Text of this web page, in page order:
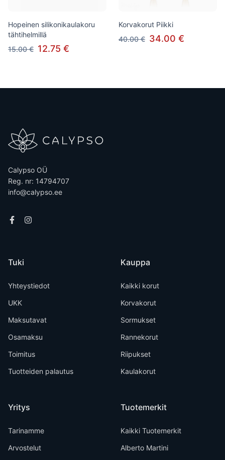
Hopeinen silikonikaulakoru
tähtihelmillä
15.00 € 12.75 €
Korvakorut Piikki
40.00 € 34.00 €
Calypso OÜ
Reg. nr: 14794707
info@calypso.ee
Tuki
Yhteystiedot
UKK
Maksutavat
Osamaksu
Toimitus
Tuotteiden palautus
Yritys
Tarinamme
Arvostelut
Kauppa
Kaikki korut
Korvakorut
Sormukset
Rannekorut
Riipukset
Kaulakorut
Tuotemerkit
Kaikki Tuotemerkit
Alberto Martini